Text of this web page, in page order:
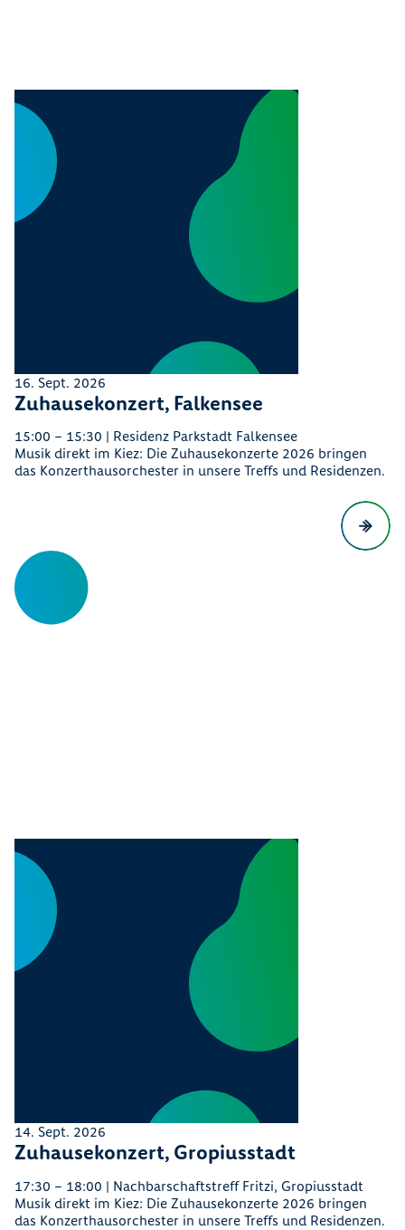
16. Sept. 2026
Zuhausekonzert, Falkensee
15:00 – 15:30 | Residenz Parkstadt Falkensee
Musik direkt im Kiez: Die Zuhausekonzerte 2026 bringen
das Konzerthausorchester in unsere Treffs und Residenzen.
14. Sept. 2026
Zuhausekonzert, Gropiusstadt
17:30 – 18:00 | Nachbarschaftstreff Fritzi, Gropiusstadt
Musik direkt im Kiez: Die Zuhausekonzerte 2026 bringen
das Konzerthausorchester in unsere Treffs und Residenzen.